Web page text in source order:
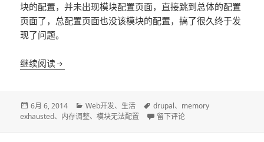
块的配置，并未出现模块配置页面，直接跳到总体的配置
页面了，总配置页面也没该模块的配置，搞了很久终于发
现了问题。
继续阅读drupal安装模块module启用后无法配置的问题解决
发
布
6月 6, 2014
分
类
Web开发、 生活
标
签
drupal、 memory
exhausted、 内存调整、模块无法配置 于drupal安装模块module启用后
留下评论